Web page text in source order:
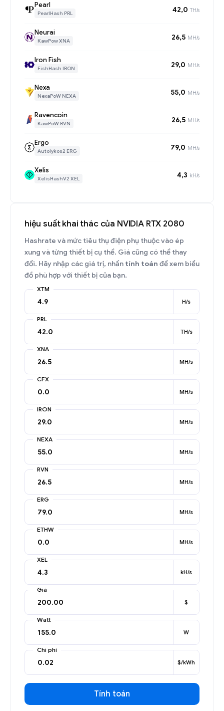
Pearl
PearlHash PRL 42,0 TH/s
Neurai
KawPow XNA 26,5 MH/s
Iron Fish
FishHash IRON 29,0 MH/s
Nexa
NexaPoW NEXA 55,0 MH/s
Ravencoin
KawPoW RVN 26,5 MH/s
Ergo
Autolykos2 ERG 79,0 MH/s
Xelis
XelisHashV2 XEL 4,3 kH/s
hiệu suất khai thác của NVIDIA RTX 2080
Hashrate và mức tiêu thụ điện phụ thuộc vào ép
xung và từng thiết bị cụ thể. Giá cũng có thể thay
đổi. Hãy nhập các giá trị, nhấn tính toán để xem biểu
đồ phù hợp với thiết bị của bạn.
XTM
H/s
PRL
TH/s
XNA
MH/s
CFX
MH/s
IRON
MH/s
NEXA
MH/s
RVN
MH/s
ERG
MH/s
ETHW
MH/s
XEL
kH/s
Giá
$
Watt
W
Chi phí
$/kWh
Tính toán